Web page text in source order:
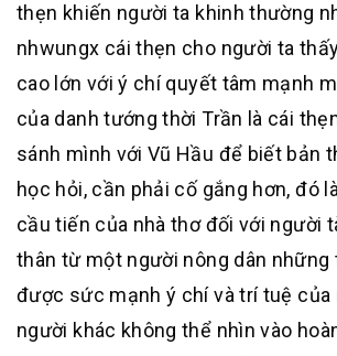
thẹn khiến người ta khinh thường
nhwungx cái thẹn cho người ta
cao lớn với ý chí quyết tâm mạnh
của danh tướng thời Trần là cái
sánh mình với Vũ Hầu để biết bản
học hỏi, cần phải cố gắng hơn, đó
cầu tiến của nhà thơ đối với người
thân từ một người nông dân những
được sức mạnh ý chí và trí tuệ của
người khác không thể nhìn vào